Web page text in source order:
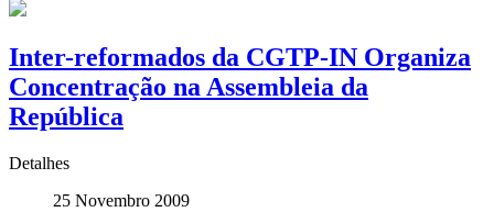
Inter-reformados da CGTP-IN Organiza
Concentração na Assembleia da
República
Detalhes
25 Novembro 2009